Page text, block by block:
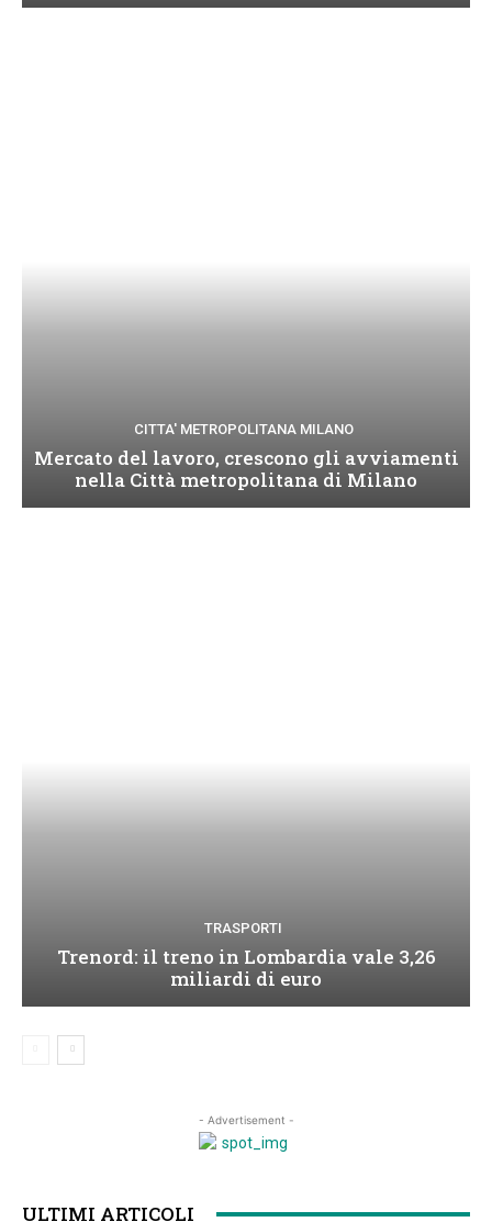
CITTA' METROPOLITANA MILANO
Mercato del lavoro, crescono gli avviamenti
nella Città metropolitana di Milano
TRASPORTI
Trenord: il treno in Lombardia vale 3,26
miliardi di euro
- Advertisement -
ULTIMI ARTICOLI